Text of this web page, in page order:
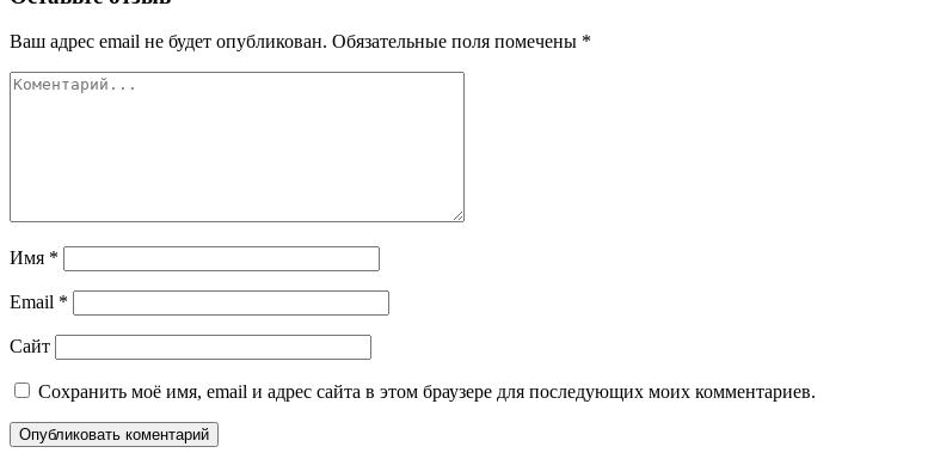
Ваш адрес email не будет опубликован. Обязательные поля помечены *
Имя *
Email *
Сайт
Сохранить моё имя, email и адрес сайта в этом браузере для последующих моих комментариев.